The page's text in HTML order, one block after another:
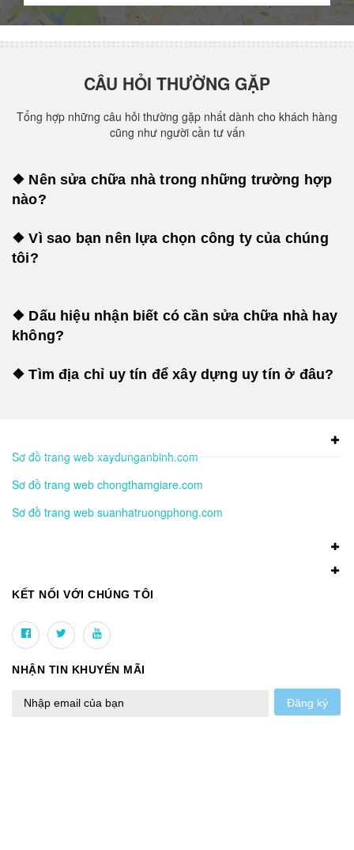
CÂU HỎI THƯỜNG GẶP
Tổng hợp những câu hỏi thường gặp nhất dành cho khách hàng
cũng như người cần tư vấn
❖ Nên sửa chữa nhà trong những trường hợp
nào?
❖ Vì sao bạn nên lựa chọn công ty của chúng
tôi?
❖ Dấu hiệu nhận biết có cần sửa chữa nhà hay
không?
❖ Tìm địa chỉ uy tín để xây dựng uy tín ở đâu?
Sơ đồ trang web xaydunganbinh.com
Sơ đồ trang web chongthamgiare.com
Sơ đồ trang web suanhatruongphong.com
KẾT NỐI VỚI CHÚNG TÔI
NHẬN TIN KHUYẾN MÃI
Đăng ký